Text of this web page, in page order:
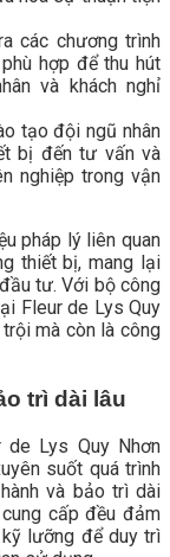
các chương trình
hợp để thu hút
và khách nghỉ
tạo đội ngũ nhân
bị đến tư vấn và
nghiệp trong vận
pháp lý liên quan
thiết bị, mang lại
tư. Với bộ công
Fleur de Lys Quy
mà còn là công
trì dài lâu
de Lys Quy Nhơn
suốt quá trình
và bảo trì dài
cấp đều đảm
lưỡng để duy trì